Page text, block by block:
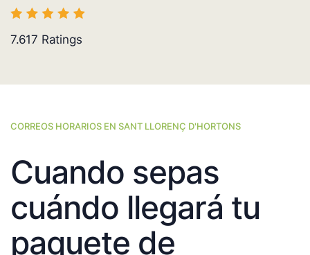
7.617 Ratings
CORREOS HORARIOS EN SANT LLORENÇ D'HORTONS
Cuando sepas
cuándo llegará tu
paquete de